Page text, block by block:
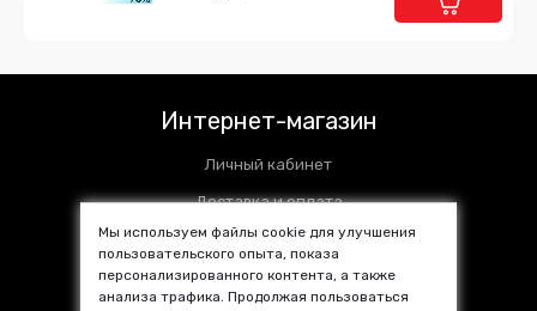
Предзаказ
520 мл
1 018 руб./ шт
Предзаказ
Подробнее
Клей UNICONT EXTRA 1л в комплекте с
отвердителем
Интернет-магазин
Личный кабинет
Доставка и оплата
Установочные центры
Контакты
Мы используем файлы cookie для улучшения
пользовательского опыта, показа
персонализированного контента, а также
анализа трафика. Продолжая пользоваться